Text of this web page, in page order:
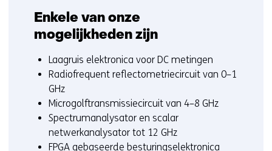
Enkele van onze
mogelijkheden zijn
Laagruis elektronica voor DC metingen
Radiofrequent reflectometriecircuit van 0–1
GHz
Microgolftransmissiecircuit van 4–8 GHz
Spectrumanalysator en scalar
netwerkanalysator tot 12 GHz
FPGA gebaseerde besturingselektronica